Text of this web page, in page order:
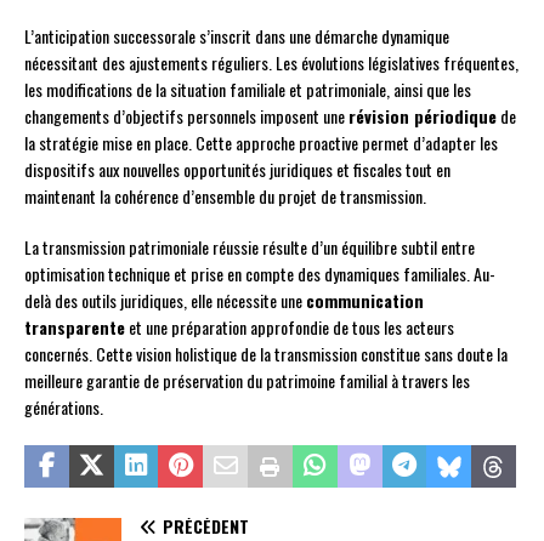
L’anticipation successorale s’inscrit dans une démarche dynamique
nécessitant des ajustements réguliers. Les évolutions législatives fréquentes,
les modifications de la situation familiale et patrimoniale, ainsi que les
changements d’objectifs personnels imposent unerévision périodiquede
la stratégie mise en place. Cette approche proactive permet d’adapter les
dispositifs aux nouvelles opportunités juridiques et fiscales tout en
maintenant la cohérence d’ensemble du projet de transmission.
La transmission patrimoniale réussie résulte d’un équilibre subtil entre
optimisation technique et prise en compte des dynamiques familiales. Au-
delà des outils juridiques, elle nécessite unecommunication
transparenteet une préparation approfondie de tous les acteurs
concernés. Cette vision holistique de la transmission constitue sans doute la
meilleure garantie de préservation du patrimoine familial à travers les
générations.
PRÉCÉDENT